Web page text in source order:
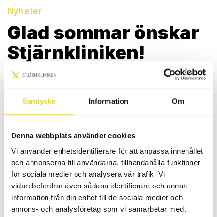
Samtycke Information Om
Denna webbplats använder cookies
Vi använder enhetsidentifierare för att anpassa innehållet
och annonserna till användarna, tillhandahålla funktioner
för sociala medier och analysera vår trafik. Vi
vidarebefordrar även sådana identifierare och annan
information från din enhet till de sociala medier och
annons- och analysföretag som vi samarbetar med.
Nyheter
Glad sommar önskar
Stjärnkliniken!
PUBLICERAD 2025-06-25
Vi på Stjärnkliniken Stockholm vill önska alla våra patienter
och kunder en riktigt härlig sommar!
hjälper dig gärna hjälper med behandling av specifika besvär
men också i förebyggande syfte. Kanske är det dags att
unna sig en behandling för att ge kroppen bästa möjliga
förutsättningar att kunna njuta av sommaren till max?
Boka din tid här